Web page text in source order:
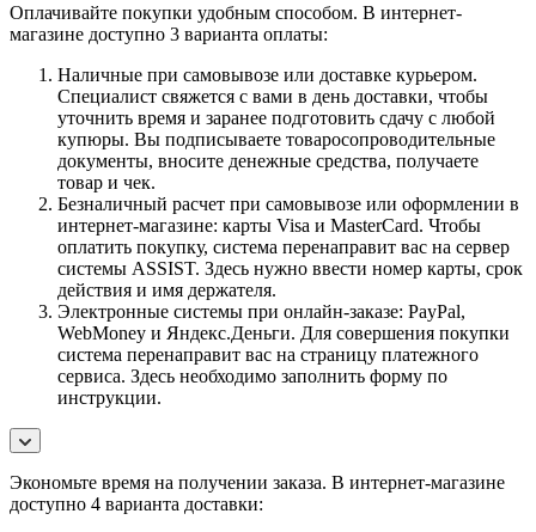
Оплачивайте покупки удобным способом. В интернет-
магазине доступно 3 варианта оплаты:
Наличные при самовывозе или доставке курьером.
Специалист свяжется с вами в день доставки, чтобы
уточнить время и заранее подготовить сдачу с любой
купюры. Вы подписываете товаросопроводительные
документы, вносите денежные средства, получаете
товар и чек.
Безналичный расчет при самовывозе или оформлении в
интернет-магазине: карты Visa и MasterCard. Чтобы
оплатить покупку, система перенаправит вас на сервер
системы ASSIST. Здесь нужно ввести номер карты, срок
действия и имя держателя.
Электронные системы при онлайн-заказе: PayPal,
WebMoney и Яндекс.Деньги. Для совершения покупки
система перенаправит вас на страницу платежного
сервиса. Здесь необходимо заполнить форму по
инструкции.
Экономьте время на получении заказа. В интернет-магазине
доступно 4 варианта доставки: